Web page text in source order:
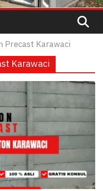
Precast Karawaci
Karawaci